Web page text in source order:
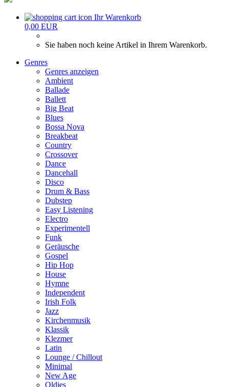
Ihr Warenkorb
0,00 EUR
Sie haben noch keine Artikel in Ihrem Warenkorb.
Genres
Genres anzeigen
Ambient
Ballade
Ballett
Big Beat
Blues
Bossa Nova
Breakbeat
Country
Crossover
Dance
Dancehall
Disco
Drum & Bass
Dubstep
Easy Listening
Electro
Experimentell
Funk
Geräusche
Gospel
Hip Hop
House
Hymne
Independent
Irish Folk
Jazz
Kirchenmusik
Klassik
Klezmer
Latin
Lounge / Chillout
Minimal
New Age
Oldies